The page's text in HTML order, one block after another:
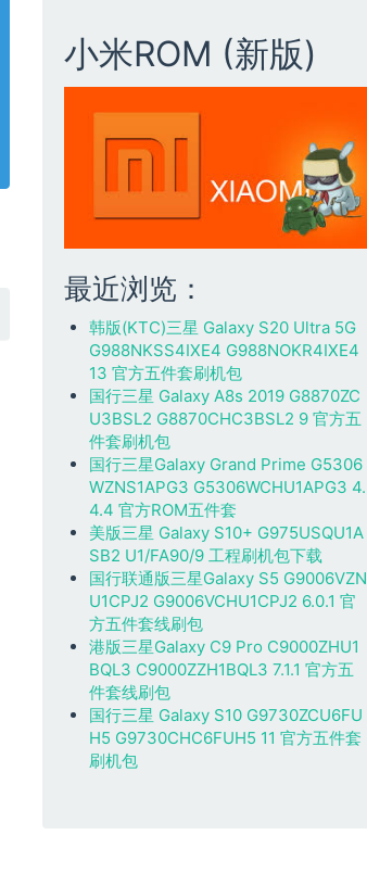
小米ROM (新版)
最近浏览：
韩版(KTC)三星 Galaxy S20 Ultra 5G
G988NKSS4IXE4 G988NOKR4IXE4
13 官方五件套刷机包
国行三星 Galaxy A8s 2019 G8870ZC
U3BSL2 G8870CHC3BSL2 9 官方五
件套刷机包
国行三星Galaxy Grand Prime G5306
WZNS1APG3 G5306WCHU1APG3 4.
4.4 官方ROM五件套
美版三星 Galaxy S10+ G975USQU1A
SB2 U1/FA90/9 工程刷机包下载
国行联通版三星Galaxy S5 G9006VZN
U1CPJ2 G9006VCHU1CPJ2 6.0.1 官
方五件套线刷包
港版三星Galaxy C9 Pro C9000ZHU1
BQL3 C9000ZZH1BQL3 7.1.1 官方五
件套线刷包
国行三星 Galaxy S10 G9730ZCU6FU
H5 G9730CHC6FUH5 11 官方五件套
刷机包